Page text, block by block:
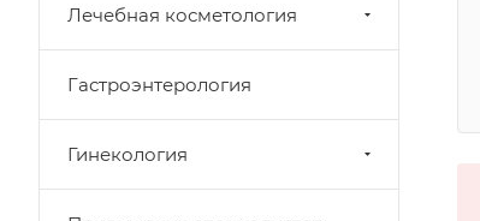
Лечебная косметология
Гастроэнтерология
Гинекология